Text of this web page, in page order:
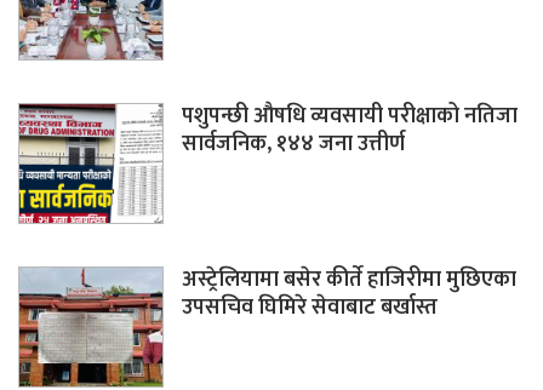
पशुपन्छी औषधि व्यवसायी परीक्षाको नतिजा
सार्वजनिक, १४४ जना उत्तीर्ण
अस्ट्रेलियामा बसेर कीर्ते हाजिरीमा मुछिएका
उपसचिव घिमिरे सेवाबाट बर्खास्त